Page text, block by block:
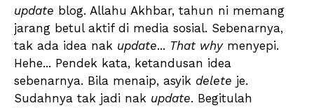
update blog. Allahu Akhbar, tahun ni memang
jarang betul aktif di media sosial. Sebenarnya,
tak ada idea nak update... That whymenyepi.
Hehe... Pendek kata, ketandusan idea
sebenarnya. Bila menaip, asyik delete je.
Sudahnya tak jadi nak update. Begitulah